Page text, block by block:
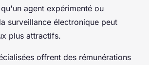
agent expérimenté ou
surveillance électronique peut
plus attractifs.
offrent des rémunérations